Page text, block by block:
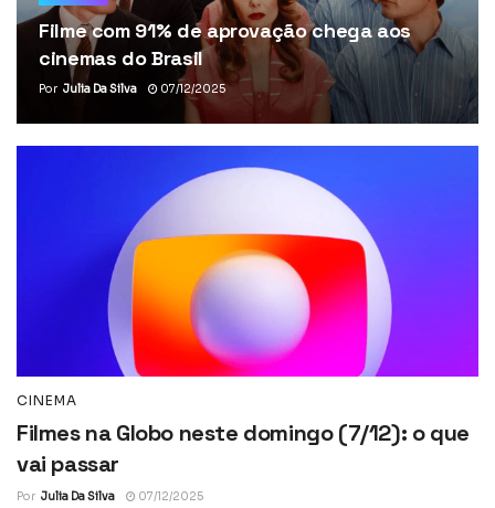
Filme com 91% de aprovação chega aos
cinemas do Brasil
Por Julia Da Silva 07/12/2025
CINEMA
Filmes na Globo neste domingo (7/12): o que
vai passar
Por Julia Da Silva 07/12/2025